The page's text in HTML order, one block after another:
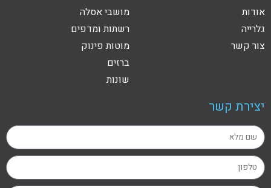
אודות
גלרייה
צור קשר
מושבי אסלה
רשתות ומדפים
מוטות פינוק
ברזים
שונות
יצירת קשר